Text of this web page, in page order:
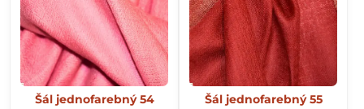
Šál jednofarebný 54 Šál jednofarebný 55